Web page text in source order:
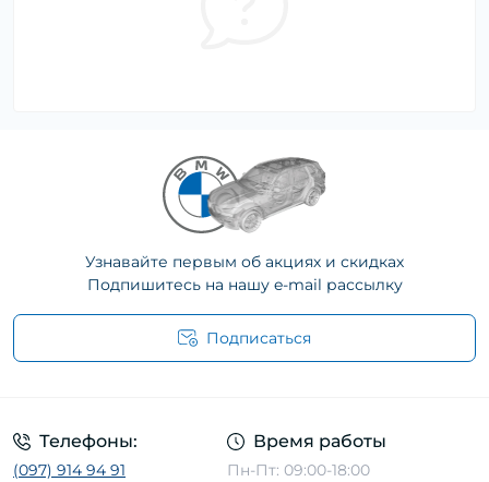
Узнавайте первым об акциях и скидках
Подпишитесь на нашу e-mail рассылку
Подписаться
Телефоны:
(097) 914 94 91
Время работы
Пн-Пт: 09:00-18:00